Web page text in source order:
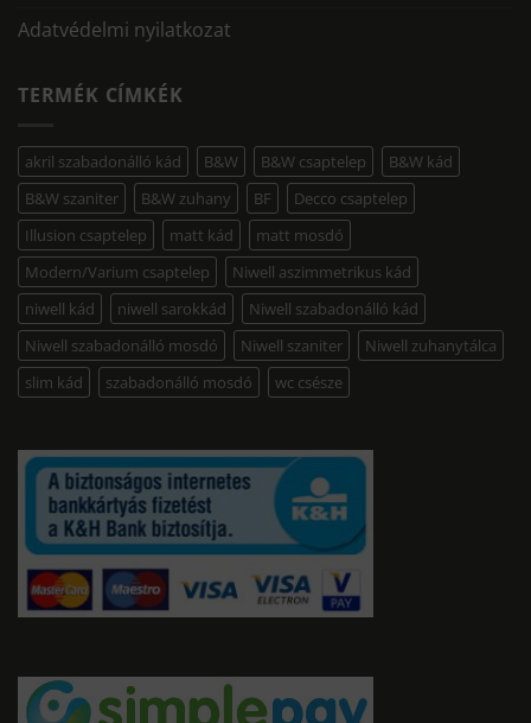
Adatvédelmi nyilatkozat
TERMÉK CÍMKÉK
akril szabadonálló kád B&W B&W csaptelep
B&W kád
B&W szaniter
B&W zuhany BF
Decco csaptelep
Illusion csaptelep
matt kád
matt mosdó
Modern/Varium csaptelep
Niwell aszimmetrikus kád
niwell kád
niwell sarokkád
Niwell szabadonálló kád
Niwell szabadonálló mosdó
Niwell szaniter
Niwell zuhanytálca
slim kád
szabadonálló mosdó wc csésze